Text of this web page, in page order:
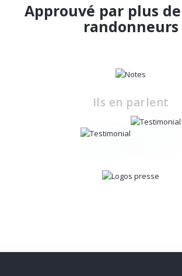
Approuvé par plus de
randonneurs
Ils en parlent